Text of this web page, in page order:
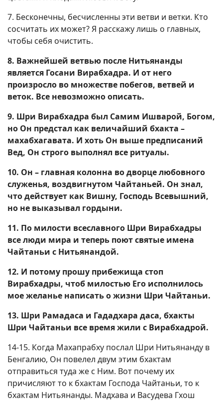
7. Бесконечны, бесчисленны эти ветви и ветки. Кто
сосчитать их может? Я расскажу лишь о главных,
чтобы себя очистить.
8. Важнейшей ветвью после Нитьянанды
является Госани Вирабхадра. И от него
произросло во множестве побегов, ветвей и
веток. Все невозможно описать.
9. Шри Вирабхадра был Самим Ишварой, Богом,
но Он предстал как величайший бхакта –
махабхагавата. И хоть Он выше предписаний
Вед, Он строго выполнял все ритуалы.
10. Он – главная колонна во дворце любовного
служенья, воздвигнутом Чайтаньей. Он знал,
что действует как Вишну, Господь Всевышний,
но не выказывал гордыни.
11. По милости всеславного Шри Вирабхадры
все люди мира и теперь поют святые имена
Чайтаньи с Нитьянандой.
12. И потому прошу прибежища стоп
Вирабхадры, чтоб милостью Его исполнилось
мое желанье написать о жизни Шри Чайтаньи.
13. Шри Рамадаса и Гададхара даса, бхакты
Шри Чайтаньи все время жили с Вирабхадрой.
14-15. Когда Махапрабху послал Шри Нитьянанду в
Бенгалию, Он повелел двум этим бхактам
отправиться туда же с Ним. Вот почему их
причисляют то к бхактам Господа Чайтаньи, то к
бхактам Нитьянанды. Мадхава и Васудева Гхош